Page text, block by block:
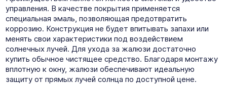
управления. В качестве покрытия применяется
специальная эмаль, позволяющая предотвратить
коррозию. Конструкция не будет впитывать запахи или
менять свои характеристики под воздействием
солнечных лучей. Для ухода за жалюзи достаточно
купить обычное чистящее средство. Благодаря монтажу
вплотную к окну, жалюзи обеспечивают идеальную
защиту от прямых лучей солнца по доступной цене.